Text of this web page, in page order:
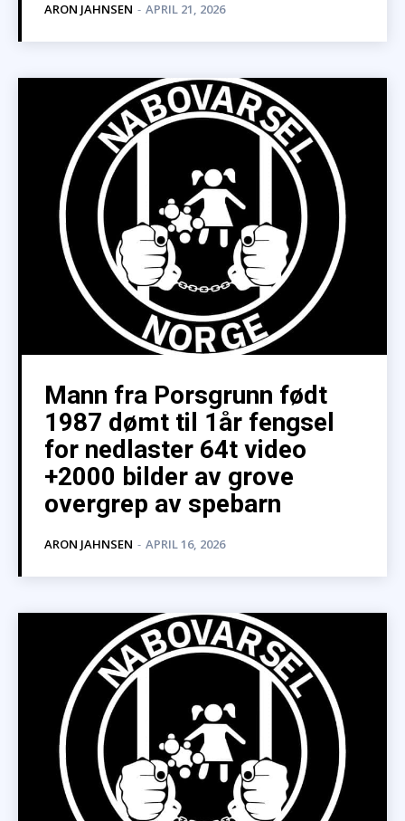
ARON JAHNSEN - APRIL 21, 2026
Mann fra Porsgrunn født
1987 dømt til 1år fengsel
for nedlaster 64t video
+2000 bilder av grove
overgrep av spebarn
ARON JAHNSEN - APRIL 16, 2026